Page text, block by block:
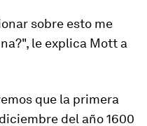
sobre esto me
le explica Mott a
que la primera
del año 1600